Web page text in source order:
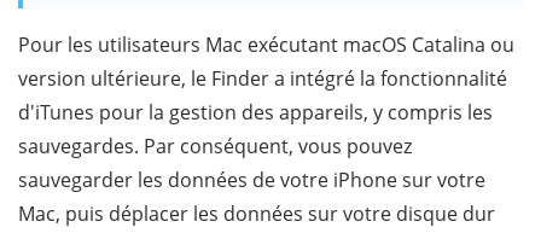
Pour les utilisateurs Mac exécutant macOS Catalina ou
version ultérieure, le Finder a intégré la fonctionnalité
d'iTunes pour la gestion des appareils, y compris les
sauvegardes. Par conséquent, vous pouvez
sauvegarder les données de votre iPhone sur votre
Mac, puis déplacer les données sur votre disque dur